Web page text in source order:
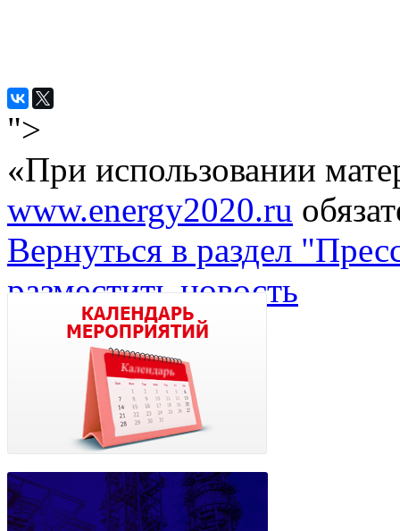
">
«При использовании
www.energy2020.ru
Вернуться в раздел
разместить новость